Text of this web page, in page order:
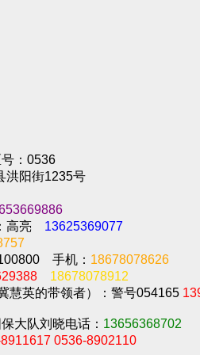
：0536
洪阳街1235号
高亮 13625369077
手机： 18678078626
18678078912
慧英的带领者）：警号054165
大队刘晓电话： 13656368702
0536-8902110